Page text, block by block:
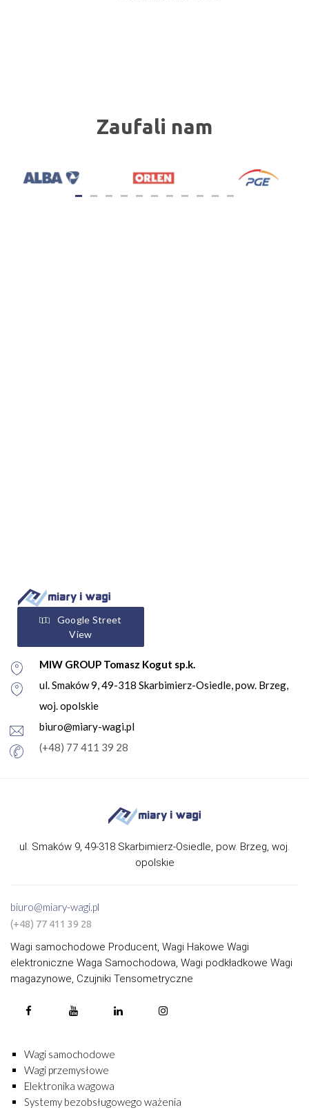
Zaufali nam
Google Street
View
MIW GROUP Tomasz Kogut sp.k.
ul. Smaków 9, 49-318 Skarbimierz-Osiedle, pow. Brzeg,
woj. opolskie
biuro@miary-wagi.pl
(+48) 77 411 39 28
ul. Smaków 9, 49-318 Skarbimierz-Osiedle, pow. Brzeg, woj.
opolskie
biuro@miary-wagi.pl
(+48) 77 411 39 28
Wagi samochodowe Producent, Wagi Hakowe Wagi
elektroniczne Waga Samochodowa, Wagi podkładkowe Wagi
magazynowe, Czujniki Tensometryczne
Wagi samochodowe
Wagi przemysłowe
Elektronika wagowa
Systemy bezobsługowego ważenia